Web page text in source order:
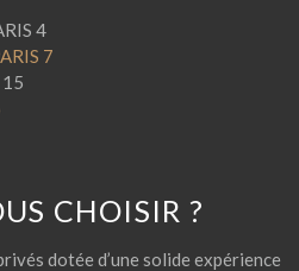
4
7
15
CHOISIR ?
dotée d’une solide expérience